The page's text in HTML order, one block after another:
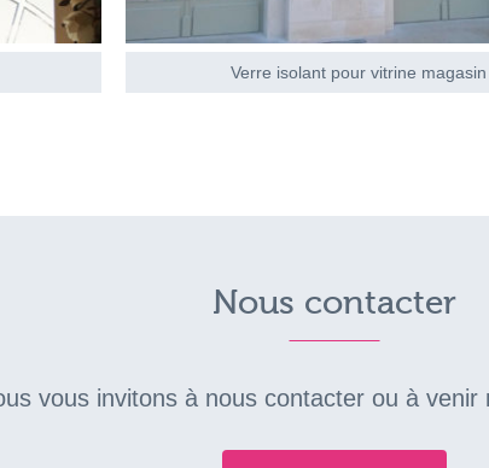
Verre isolant pour vitrine magasin
Nous contacter
vous invitons à nous contacter ou à